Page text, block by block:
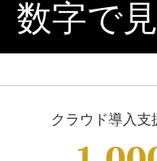
数字で
クラウド導入支